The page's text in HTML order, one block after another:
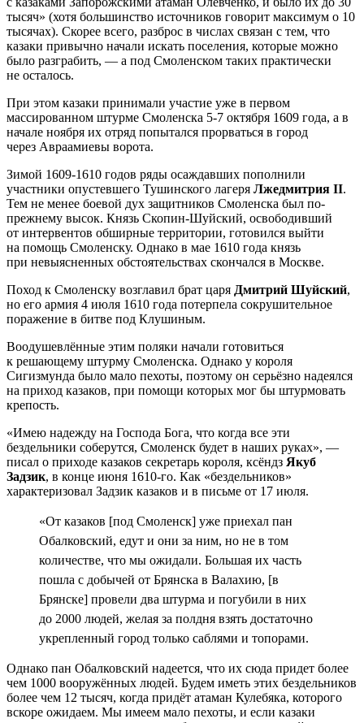
тысяч» (хотя большинство источников говорит максимум о 10
тысячах). Скорее всего, разброс в числах связан с тем, что
казаки привычно начали искать поселения, которые можно
было разграбить, — а под Смоленском таких практически
не осталось.
При этом казаки принимали участие уже в первом
массированном штурме Смоленска 5-7 октября 1609 года, а в
начале ноября их отряд попытался прорваться в город
через Авраамиевы ворота.
Зимой 1609-1610 годов ряды осаждавших пополнили
участники опустевшего Тушинского лагеря Лжедмитрия II.
Тем не менее боевой дух защитников Смоленска был по-
прежнему высок. Князь Скопин-Шуйский, освободивший
от интервентов обширные территории, готовился выйти
на помощь Смоленску. Однако в мае 1610 года князь
при невыясненных обстоятельствах скончался в Москве.
Поход к Смоленску возглавил брат царя Дмитрий Шуйский,
но его армия 4 июля 1610 года потерпела сокрушительное
поражение в битве под Клушиным.
Воодушевлённые этим поляки начали готовиться
к решающему штурму Смоленска. Однако у короля
Сигизмунда было мало пехоты, поэтому он серьёзно надеялся
на приход казаков, при помощи которых мог бы штурмовать
крепость.
«Имею надежду на Господа Бога, что когда все эти
бездельники соберутся, Смоленск будет в наших руках», —
писал о приходе казаков секретарь короля, ксёндз Якуб
Задзик, в конце июня 1610-го. Как «бездельников»
характеризовал Задзик казаков и в письме от 17 июля.
«От казаков [под Смоленск] уже приехал пан
Обалковский, едут и они за ним, но не в том
количестве, что мы ожидали. Большая их часть
пошла с добычей от Брянска в Валахию, [в
Брянске] провели два штурма и погубили в них
до 2000 людей, желая за полдня взять достаточно
укрепленный город только саблями и топорами.
Однако пан Обалковский надеется, что их сюда придет более
чем 1000 вооружённых людей. Будем иметь этих бездельников
более чем 12 тысяч, когда придёт атаман Кулебяка, которого
вскоре ожидаем. Мы имеем мало пехоты, и если казаки